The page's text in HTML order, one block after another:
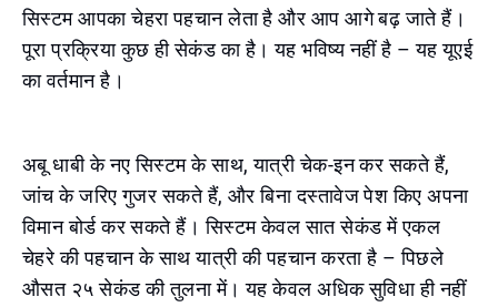
सिस्टम आपका चेहरा पहचान लेता है और आप आगे बढ़ जाते हैं।
पूरा प्रक्रिया कुछ ही सेकंड का है। यह भविष्य नहीं है – यह यूएई
का वर्तमान है।
अबू धाबी के नए सिस्टम के साथ, यात्री चेक-इन कर सकते हैं,
जांच के जरिए गुजर सकते हैं, और बिना दस्तावेज पेश किए अपना
विमान बोर्ड कर सकते हैं। सिस्टम केवल सात सेकंड में एकल
चेहरे की पहचान के साथ यात्री की पहचान करता है – पिछले
औसत २५ सेकंड की तुलना में। यह केवल अधिक सुविधा ही नहीं